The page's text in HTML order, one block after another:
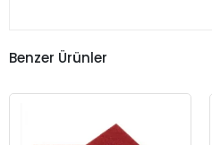
Benzer Ürünler